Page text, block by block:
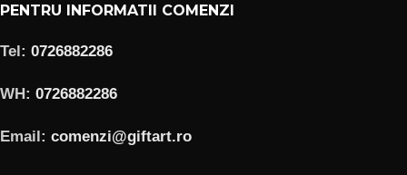
PENTRU INFORMATII COMENZI
Tel: 0726882286
WH: 0726882286
Email: comenzi@giftart.ro